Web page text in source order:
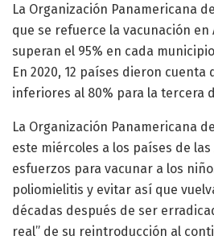
La Organización Panamericana
que se refuerce la vacunación en
superan el 95% en cada
En 2020, 12 países dieron cuenta
inferiores al 80% para la tercera
La Organización Panamericana
este miércoles a los países de
esfuerzos para vacunar a los
poliomielitis y evitar así que
décadas después de ser
real” de su reintroducción al